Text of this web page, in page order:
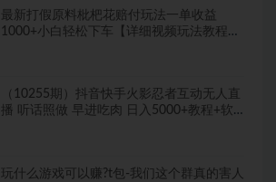
最新打假原料枇杷花赔付玩法一单收益
1000+小白轻松下车【详细视频玩法教程】
（10255期）抖音快手火影忍者互动无人直
播 听话照做 早进吃肉 日入5000+教程+软
玩什么游戏可以赚?t包-我们这个群真的害人